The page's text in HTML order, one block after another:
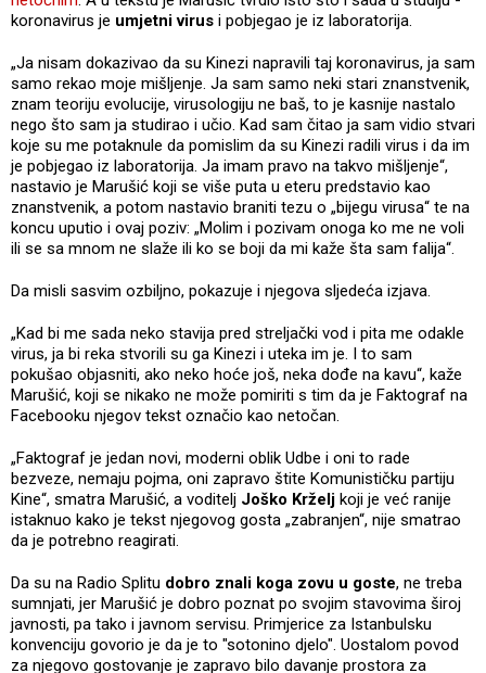
koronavirus je umjetni virus i pobjegao je iz laboratorija.
„Ja nisam dokazivao da su Kinezi napravili taj koronavirus, ja sam
samo rekao moje mišljenje. Ja sam samo neki stari znanstvenik,
znam teoriju evolucije, virusologiju ne baš, to je kasnije nastalo
nego što sam ja studirao i učio. Kad sam čitao ja sam vidio stvari
koje su me potaknule da pomislim da su Kinezi radili virus i da im
je pobjegao iz laboratorija. Ja imam pravo na takvo mišljenje“,
nastavio je Marušić koji se više puta u eteru predstavio kao
znanstvenik, a potom nastavio braniti tezu o „bijegu virusa“ te na
koncu uputio i ovaj poziv: „Molim i pozivam onoga ko me ne voli
ili se sa mnom ne slaže ili ko se boji da mi kaže šta sam falija“.
Da misli sasvim ozbiljno, pokazuje i njegova sljedeća izjava.
„Kad bi me sada neko stavija pred streljački vod i pita me odakle
virus, ja bi reka stvorili su ga Kinezi i uteka im je. I to sam
pokušao objasniti, ako neko hoće još, neka dođe na kavu“, kaže
Marušić, koji se nikako ne može pomiriti s tim da je Faktograf na
Facebooku njegov tekst označio kao netočan.
„Faktograf je jedan novi, moderni oblik Udbe i oni to rade
bezveze, nemaju pojma, oni zapravo štite Komunističku partiju
Kine“, smatra Marušić, a voditelj Joško Krželj koji je već ranije
istaknuo kako je tekst njegovog gosta „zabranjen“, nije smatrao
da je potrebno reagirati.
Da su na Radio Splitu dobro znali koga zovu u goste, ne treba
sumnjati, jer Marušić je dobro poznat po svojim stavovima široj
javnosti, pa tako i javnom servisu. Primjerice za Istanbulsku
konvenciju govorio je da je to "sotonino djelo". Uostalom povod
za njegovo gostovanje je zapravo bilo davanje prostora za